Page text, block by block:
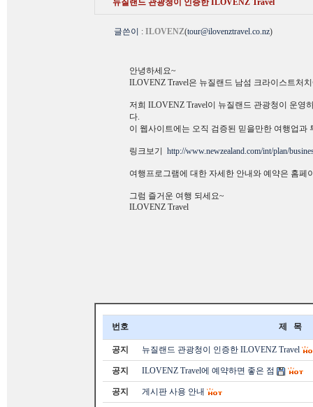
뉴질랜드 관광청이 인증한 ILOVENZ Travel
글쓴이 : ILOVENZ(tour@ilovenztravel.co.nz)
안녕하세요~
ILOVENZ Travel은 뉴질랜드 남섬 크라이스트처
저희 ILOVENZ Travel이 뉴질랜드 관광청이 운영
다.
이 웹사이트에는 오직 검증된 믿을만한 여행업과
링크보기 http://www.newzealand.com/int/plan/
여행프로그램에 대한 자세한 안내와 예약은 홈
그럼 즐거운 여행 되세요~
ILOVENZ Travel
번호 제 목
공지 뉴질랜드 관광청이 인증한 ILOVENZ Travel
공지 ILOVENZ Travel에 예약하면 좋은 점
공지 게시판 사용 안내